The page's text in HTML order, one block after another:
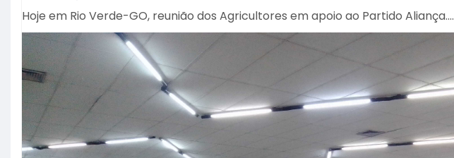
Hoje em Rio Verde-GO, reunião dos Agricultores em apoio ao Partido Aliança....